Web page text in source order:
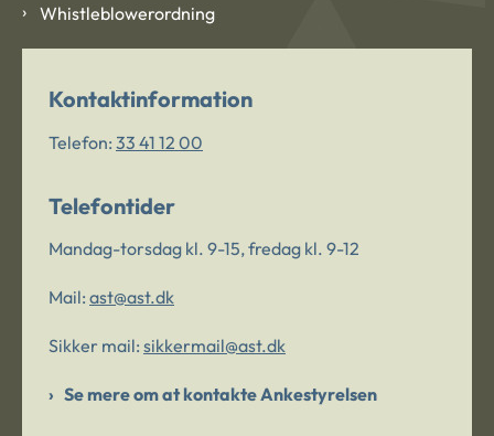
Whistleblowerordning
Kontaktinformation
Telefon: 33 41 12 00
Telefontider
Mandag-torsdag kl. 9-15, fredag kl. 9-12
Mail: ast@ast.dk
Sikker mail: sikkermail@ast.dk
Se mere om at kontakte Ankestyrelsen